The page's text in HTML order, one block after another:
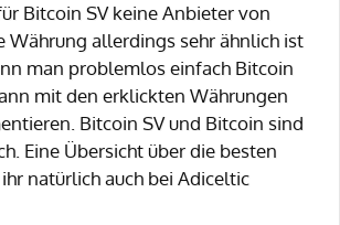
Bitcoin SV keine Anbieter von
Währung allerdings sehr ähnlich ist
man problemlos einfach Bitcoin
mit den erklickten Währungen
Bitcoin SV und Bitcoin sind
Eine Übersicht über die besten
natürlich auch bei Adiceltic